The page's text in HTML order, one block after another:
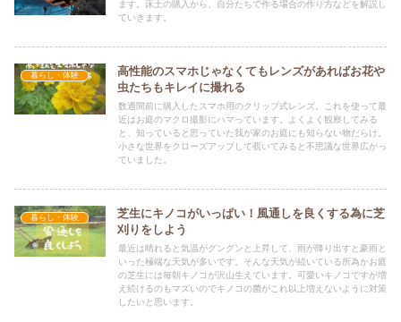
ます。床土の購入から、自分たちで作る場合の作り方などを解説し
ていきます。
暮らし・体験
高性能のスマホじゃなくてもレンズがあればお花や
虫たちもキレイに撮れる
数週間前に購入したスマホ用のクリップ式レンズ。これを使って最
近はお庭のマクロ撮影にハマっています。よくよく観察してみる
と、知っていると思っていた我が家のお庭にも知らない物だらけ。
小さな世界をクローズアップして覗いてみると不思議な世界広がっ
ていました。
暮らし・体験
芝生にキノコがいっぱい！風通しを良くする為に芝
刈りをしよう
最近は晴れると気温がグングンと上昇して、雨が降り出すと豪雨と
いった極端な天気が多いです。そんな天気が続いている所為かお庭
の芝生には毎朝キノコが沢山生えています。可愛いキノコですが増
え続けるのもマズいのでキノコの菌がこれ以上増えないように対策
したいと思います。